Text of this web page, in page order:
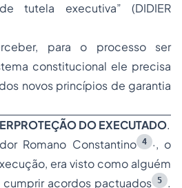
tutela executiva” (DIDIER
para o processo ser
constitucional ele precisa
novos princípios de garantia
DO EXECUTADO.
Romano Constantino 4 ·, o
era visto como alguém
cumprir acordos pactuados 5
.